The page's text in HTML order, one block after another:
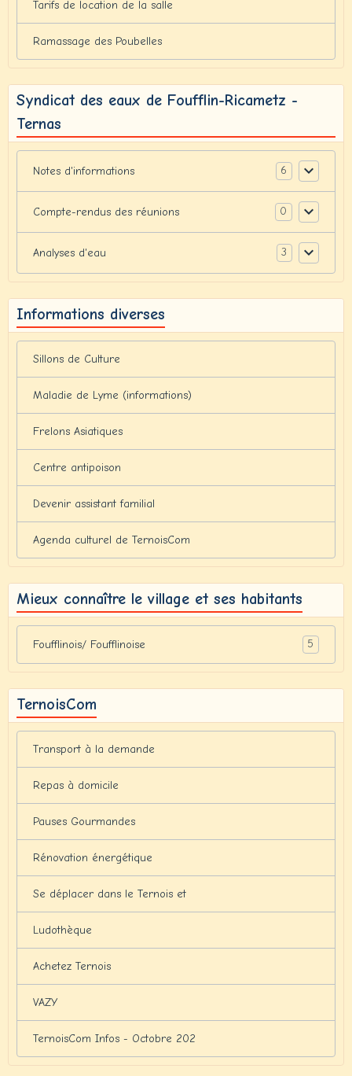
Tarifs de location de la salle
Ramassage des Poubelles
Syndicat des eaux de Foufflin-Ricametz -
Ternas
Notes d'informations 6
Compte-rendus des réunions 0
Analyses d'eau 3
Informations diverses
Sillons de Culture
Maladie de Lyme (informations)
Frelons Asiatiques
Centre antipoison
Devenir assistant familial
Agenda culturel de TernoisCom
Mieux connaître le village et ses habitants
Foufflinois/ Foufflinoise 5
TernoisCom
Transport à la demande
Repas à domicile
Pauses Gourmandes
Rénovation énergétique
Se déplacer dans le Ternois et
Ludothèque
Achetez Ternois
VAZY
TernoisCom Infos - Octobre 202